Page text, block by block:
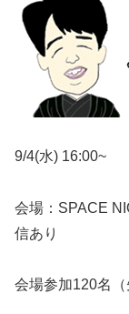
9/4(水) 16:00~
会場：SPACE
信あり
会場参加120名